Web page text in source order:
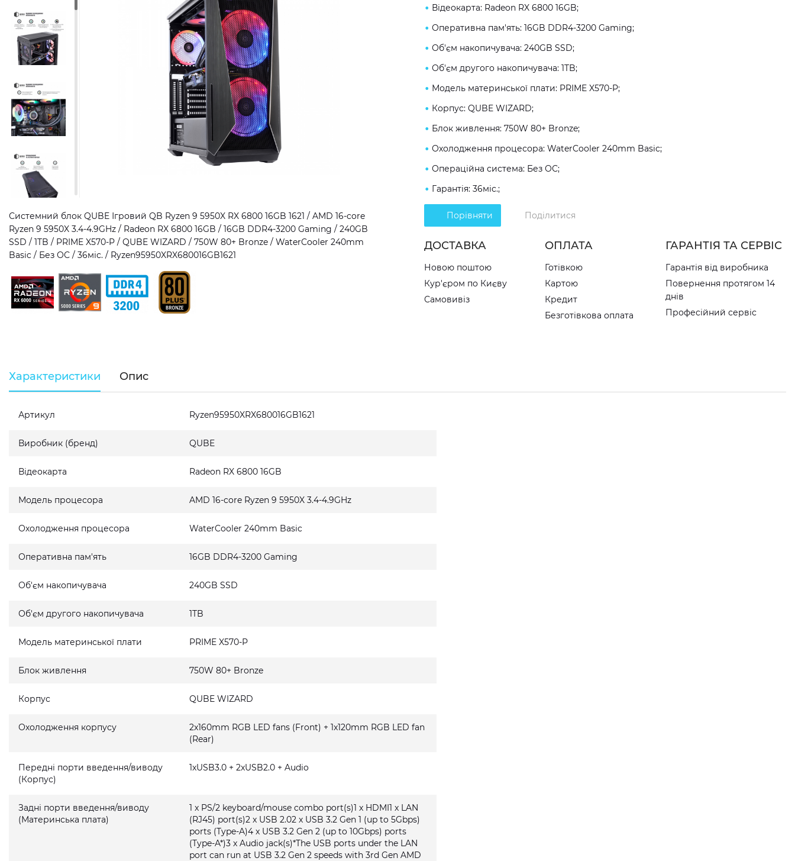
Системний блок QUBE Ігровий QB Ryzen 9 5950X RX 6800 16GB 1621 / AMD 16-core
Ryzen 9 5950X 3.4-4.9GHz / Radeon RX 6800 16GB / 16GB DDR4-3200 Gaming / 240GB
SSD / 1TB / PRIME X570-P / QUBE WIZARD / 750W 80+ Bronze / WaterCooler 240mm
Basic / Без ОС / 36міс. / Ryzen95950XRX680016GB1621
Відеокарта: Radeon RX 6800 16GB;
Оперативна пам'ять: 16GB DDR4-3200 Gaming;
Об'єм накопичувача: 240GB SSD;
Об'єм другого накопичувача: 1TB;
Модель материнської плати: PRIME X570-P;
Корпус: QUBE WIZARD;
Блок живлення: 750W 80+ Bronze;
Охолодження процесора: WaterCooler 240mm Basic;
Операційна система: Без ОС;
Гарантія: 36міс.;
Порівняти Поділитися
ДОСТАВКА
Новою поштою
Кур'єром по Києву
Самовивіз
ОПЛАТА
Готівкою
Картою
Кредит
Безготівкова оплата
ГАРАНТІЯ ТА СЕРВІС
Гарантія від виробника
Повернення протягом 14
днів
Професійний сервіс
Характеристики Опис
Артикул Ryzen95950XRX680016GB1621
Виробник (бренд) QUBE
Відеокарта Radeon RX 6800 16GB
Модель процесора AMD 16-core Ryzen 9 5950X 3.4-4.9GHz
Охолодження процесора WaterCooler 240mm Basic
Оперативна пам'ять 16GB DDR4-3200 Gaming
Об'єм накопичувача 240GB SSD
Об'єм другого накопичувача 1TB
Модель материнської плати PRIME X570-P
Блок живлення 750W 80+ Bronze
Корпус QUBE WIZARD
Охолодження корпусу
2x160mm RGB LED fans (Front) + 1x120mm RGB LED fan
(Rear)
Передні порти введення/виводу
(Корпус)
1xUSB3.0 + 2xUSB2.0 + Audio
Задні порти введення/виводу
(Материнська плата)
1 x PS/2 keyboard/mouse combo port(s)1 x HDMI1 x LAN
(RJ45) port(s)2 x USB 2.02 x USB 3.2 Gen 1 (up to 5Gbps)
ports (Type-A)4 x USB 3.2 Gen 2 (up to 10Gbps) ports
(Type-A*)3 x Audio jack(s)*The USB ports under the LAN
port can run at USB 3.2 Gen 2 speeds with 3rd Gen AMD